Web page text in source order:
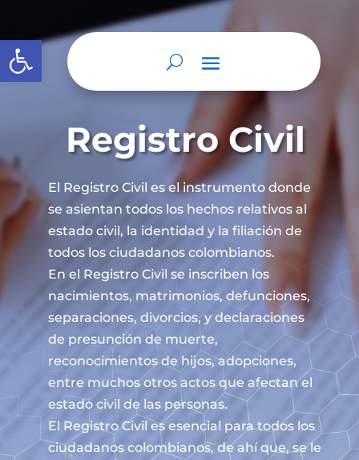
Abrir barra de herramientas
Registro Civil
El Registro Civil es el instrumento donde
se asientan todos los hechos relativos al
estado civil, la identidad y la filiación de
todos los ciudadanos colombianos.
En el Registro Civil se inscriben los
nacimientos, matrimonios, defunciones,
separaciones, divorcios, y declaraciones
de presunción de muerte,
reconocimientos de hijos, adopciones,
entre muchos otros actos que afectan el
estado civil de las personas.
El Registro Civil es esencial para todos los
ciudadanos colombianos, de ahí que, se le